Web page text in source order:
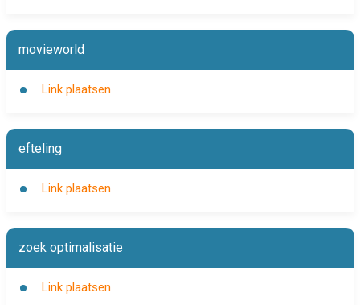
movieworld
Link plaatsen
efteling
Link plaatsen
zoek optimalisatie
Link plaatsen